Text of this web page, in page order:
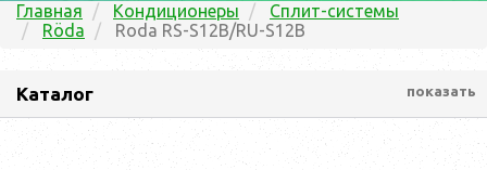
Главная Кондиционеры
Сплит-системы
Röda
Roda RS-S12B/RU-S12B
Каталог показать